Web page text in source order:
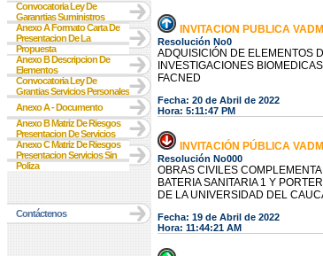
Convocatoria Ley De
Garanrtias Suministros
Anexo A Formato Carta De
Presentacion De La
Propuesta
Anexo B Descripcion De
Elementos
Convocatoria Ley De
Grantias Servicios Personales
Anexo A - Documento
Anexo B Matriz De Riesgos
Presentacion De Servicios
Anexo C Matriz De Riesgos
Presentacion Servicios Sin
Poliza
Contáctenos
INVITACION PUBLICA
Resolución No0
ADQUISICIÓN DE ELEMENTOS
INVESTIGACIONES
FACNED
Fecha: 20 de Abril de 2022
Hora: 5:11:47 PM
INVITACIÓN PÚBLICA
Resolución No000
OBRAS CIVILES
BATERIA SANITARIA 1 Y
DE LA UNIVERSIDAD DEL
Fecha: 19 de Abril de 2022
Hora: 11:44:21 AM